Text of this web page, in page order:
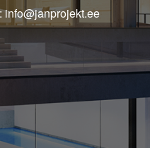
info@janprojekt.ee